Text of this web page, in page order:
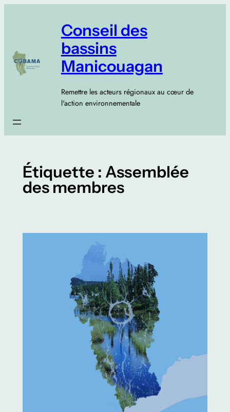
Conseil des
bassins
Manicouagan
Remettre les acteurs régionaux au cœur de
l'action environnementale
Étiquette : Assemblée
des membres